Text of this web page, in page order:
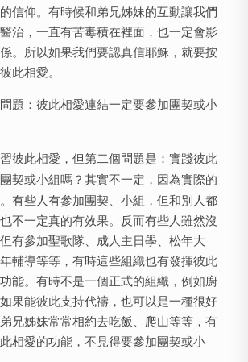
信仰。有時候和弟兄姊妹的互動讓我們
治，一直有苦毒積在裡面，也一定會影
。所以如果我們要認真信耶穌，就要按
此相愛。
題：彼此相愛連結一定要參加團契或小
彼此相愛，但第二個問題是： 實踐彼此
契或小組嗎？其實不一定，因為實際的
有些人有參加團契、小組，但和別人都
不一定真的有效果。反而有些人雖然沒
有參加聖歌隊、成人主日學、松年大
輔導等等，有時這些組織也有發揮彼此
能。有時不是一個正式的組織，例如廚
果能彼此支持代禱，也可以是一種很好
兄姊妹常常相約去吃飯、爬山等等，有
相愛的功能，不見得要參加團契或小